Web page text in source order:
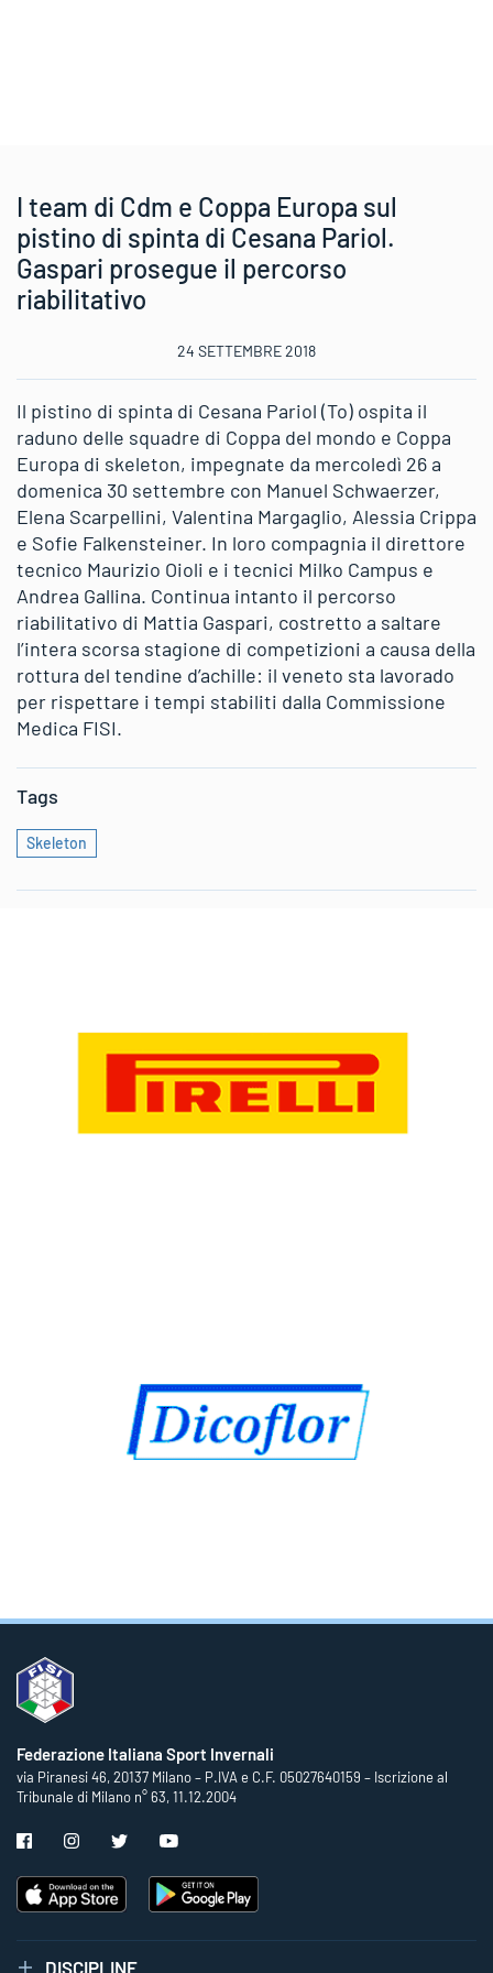
I team di Cdm e Coppa Europa sul
pistino di spinta di Cesana Pariol.
Gaspari prosegue il percorso
riabilitativo
24 SETTEMBRE 2018
Il pistino di spinta di Cesana Pariol (To) ospita il
raduno delle squadre di Coppa del mondo e Coppa
Europa di skeleton, impegnate da mercoledì 26 a
domenica 30 settembre con Manuel Schwaerzer,
Elena Scarpellini, Valentina Margaglio, Alessia Crippa
e Sofie Falkensteiner. In loro compagnia il direttore
tecnico Maurizio Oioli e i tecnici Milko Campus e
Andrea Gallina. Continua intanto il percorso
riabilitativo di Mattia Gaspari, costretto a saltare
l’intera scorsa stagione di competizioni a causa della
rottura del tendine d’achille: il veneto sta lavorado
per rispettare i tempi stabiliti dalla Commissione
Medica FISI.
Tags
Skeleton
Federazione Italiana Sport Invernali
via Piranesi 46, 20137 Milano – P.IVA e C.F. 05027640159 – Iscrizione al
Tribunale di Milano n° 63, 11.12.2004
DISCIPLINE